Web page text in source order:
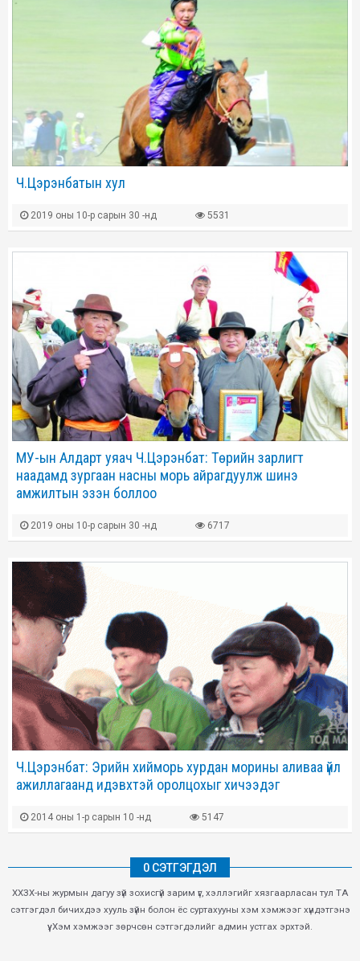
Ч.Цэрэнбатын хул
2019 оны 10-р сарын 30 -нд 5531
МУ-ын Алдарт уяач Ч.Цэрэнбат: Төрийн зарлигт
наадамд зургаан насны морь айрагдуулж шинэ
амжилтын эзэн боллоо
2019 оны 10-р сарын 30 -нд 6717
Ч.Цэрэнбат: Эрийн хийморь хурдан морины аливаа үйл
ажиллагаанд идэвхтэй оролцохыг хичээдэг
2014 оны 1-р сарын 10 -нд 5147
0 СЭТГЭГДЭЛ
ХХЗХ-ны журмын дагуу зүй зохисгүй зарим үг, хэллэгийг хязгаарласан тул ТА
сэтгэгдэл бичихдээ хууль зүйн болон ёс суртахууны хэм хэмжээг хүндэтгэнэ
үү. Хэм хэмжээг зөрчсөн сэтгэгдэлийг админ устгах эрхтэй.